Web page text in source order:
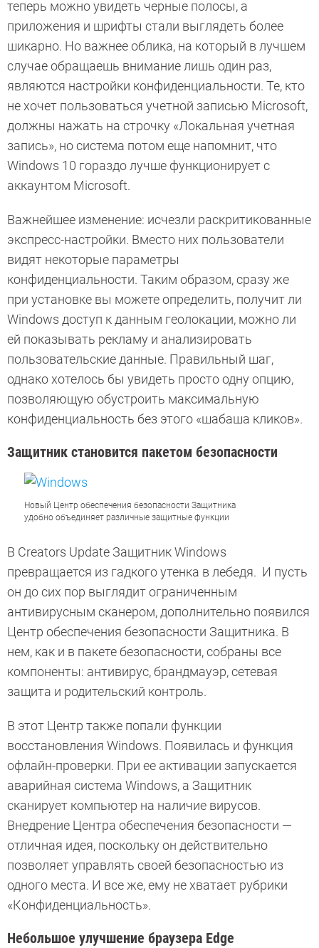
теперь можно увидеть черные полосы, а
приложения и шрифты стали выглядеть более
шикарно. Но важнее облика, на который в лучшем
случае обращаешь внимание лишь один раз,
являются настройки конфиденциальности. Те, кто
не хочет пользоваться учетной записью Microsoft,
должны нажать на строчку «Локальная учетная
запись», но система потом еще напомнит, что
Windows 10 гораздо лучше функционирует с
аккаунтом Microsoft.
Важнейшее изменение: исчезли раскритикованные
экспресс-настройки. Вместо них пользователи
видят некоторые параметры
конфиденциальности. Таким образом, сразу же
при установке вы можете определить, получит ли
Windows доступ к данным геолокации, можно ли
ей показывать рекламу и анализировать
пользовательские данные. Правильный шаг,
однако хотелось бы увидеть просто одну опцию,
позволяющую обустроить максимальную
конфиденциальность без этого «шабаша кликов».
Защитник становится пакетом безопасности
Новый Центр обеспечения безопасности Защитника
удобно объединяет различные защитные функции
В Creators Update Защитник Windows
превращается из гадкого утенка в лебедя. И пусть
он до сих пор выглядит ограниченным
антивирусным сканером, дополнительно появился
Центр обеспечения безопасности Защитника. В
нем, как и в пакете безопасности, собраны все
компоненты: антивирус, брандмауэр, сетевая
защита и родительский контроль.
В этот Центр также попали функции
восстановления Windows. Появилась и функция
офлайн-проверки. При ее активации запускается
аварийная система Windows, а Защитник
сканирует компьютер на наличие вирусов.
Внедрение Центра обеспечения безопасности —
отличная идея, поскольку он действительно
позволяет управлять своей безопасностью из
одного места. И все же, ему не хватает рубрики
«Конфиденциальность».
Небольшое улучшение браузера Edge